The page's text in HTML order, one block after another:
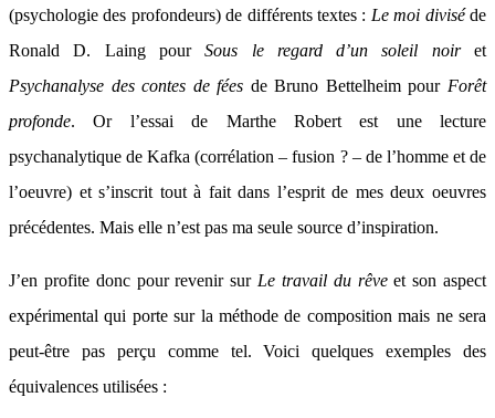
(psychologie des profondeurs) de différents textes : Le moi diviséde
Ronald D. Laing pourSous le regard d’un soleil noiret
Psychanalyse des contes de fées de Bruno Bettelheim pour Forêt
profonde. Or l’essai de Marthe Robert est une lecture
psychanalytique de Kafka (corrélation – fusion ? – de l’homme et de
l’oeuvre) et s’inscrit tout à fait dans l’esprit de mes deux oeuvres
précédentes. Mais elle n’est pas ma seule source d’inspiration.
J’en profite donc pour revenir sur Le travail du rêveet son aspect
expérimental qui porte sur la méthode de composition mais ne sera
peut-être pas perçu comme tel. Voici quelques exemples des
équivalences utilisées :